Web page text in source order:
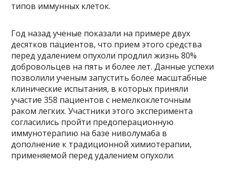
типов иммунных клеток.
Год назад ученые показали на примере двух
десятков пациентов, что прием этого средства
перед удалением опухоли продлил жизнь 80%
добровольцев на пять и более лет. Данные успехи
позволили ученым запустить более масштабные
клинические испытания, в которых приняли
участие 358 пациентов с немелкоклеточным
раком легких. Участники этого эксперимента
согласились пройти предоперационную
иммунотерапию на базе ниволумаба в
дополнение к традиционной химиотерапии,
применяемой перед удалением опухоли.